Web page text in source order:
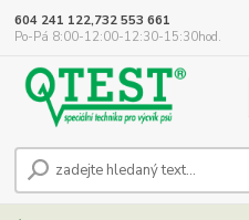
604 241 122,732 553 661
Po-Pá 8:00-12:00-12:30-15:30hod.